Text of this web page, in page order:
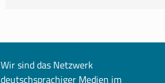
Wir sind das Netzwerk
deutschsprachiger Medien im